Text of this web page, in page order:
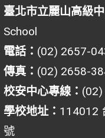
臺北市立麗山高級
School
電話： (02) 2657-
傳真： (02) 2658-
校安中心專線：
學校地址： 114012
號